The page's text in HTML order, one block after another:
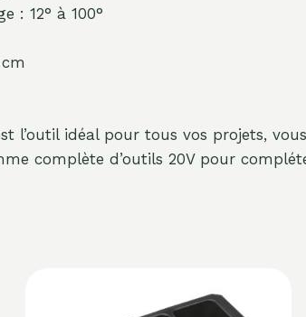
: 12° à 100°
l’outil idéal pour tous vos projets,
complète d’outils 20V pour